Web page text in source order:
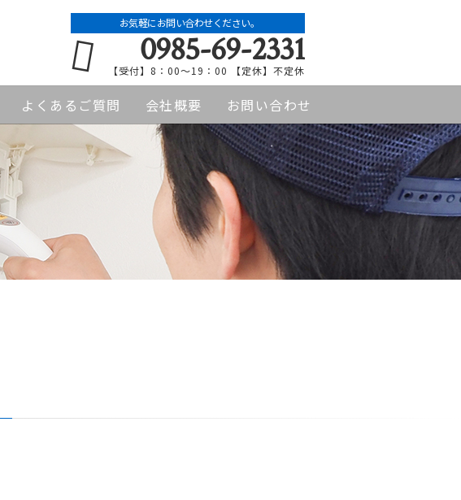
お気軽にお問い合わせください。
0985-69-2331
【受付】8：00〜19：00 【定休】不定休
よくあるご質問 会社概要 お問い合わせ